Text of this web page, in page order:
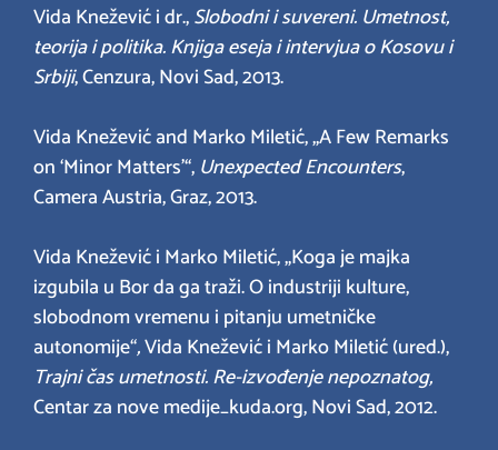
Vida Knežević i dr.,Slobodni i suvereni. Umetnost,
teorija i politika. Knjiga eseja i intervjua o Kosovu i
Srbiji, Cenzura, Novi Sad, 2013.
Vida Knežević and Marko Miletić, „A Few Remarks
on ‘Minor Matters’“, Unexpected Encounters,
Camera Austria, Graz, 2013.
Vida Knežević i Marko Miletić, „Koga je majka
izgubila u Bor da ga traži. O industriji kulture,
slobodnom vremenu i pitanju umetničke
autonomije“,Vida Knežević i Marko Miletić (ured.),
Trajni čas umetnosti. Re-izvođenje nepoznatog,
Centar za nove medije_kuda.org, Novi Sad, 2012.